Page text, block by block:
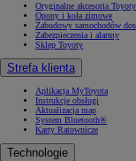
Oryginalne akcesoria Toyoty
Opony i koła zimowe
Zabudowy samochodów
Zabezpieczenia i alarmy
Sklep Toyoty
Strefa klienta
Aplikacja MyToyota
Instrukcje obsługi
Aktualizacja map
System Bluetooth®
Karty Ratownicze
Technologie